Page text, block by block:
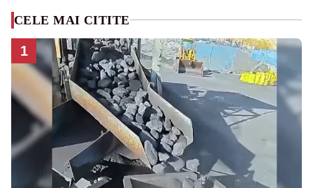
CELE MAI CITITE
1